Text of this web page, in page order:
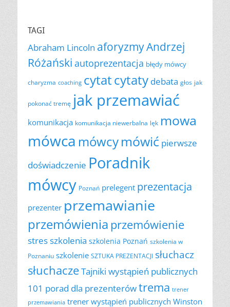
TAGI
Abraham Lincoln aforyzmyAndrzej
Różański autoprezentacja błędy mówcy
charyzma coaching cytatcytaty debata głos jak
pokonać tremę jak przemawiać
komunikacja komunikacja niewerbalna lęk mowa
mówca mówcymówić pierwsze
doświadczenie Poradnik
mówcy Poznań prelegent prezentacja
prezenter przemawianie
przemówieniaprzemówienie
stresszkolenia szkolenia Poznań szkolenia w
Poznaniu szkolenie SZTUKA PREZENTACJI słuchacz
słuchaczeTajniki wystąpień publicznych
101 porad dla prezenterówtrema trener
przemawiania trener wystąpień publicznych Winston